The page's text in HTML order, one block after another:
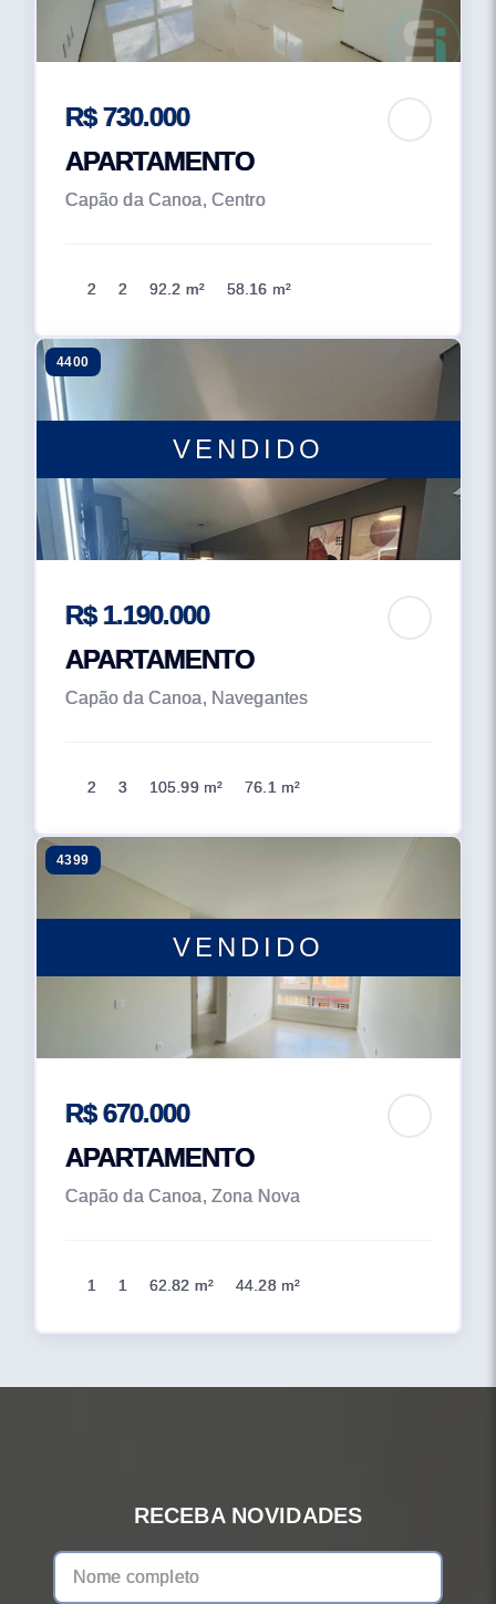
R$ 730.000
APARTAMENTO
Capão da Canoa, Centro
2 2 92.2 m² 58.16 m²
VENDIDO
4400
R$ 1.190.000
APARTAMENTO
Capão da Canoa, Navegantes
2 3 105.99 m² 76.1 m²
VENDIDO
4399
R$ 670.000
APARTAMENTO
Capão da Canoa, Zona Nova
1 1 62.82 m² 44.28 m²
RECEBA NOVIDADES